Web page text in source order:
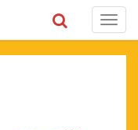
Toggle